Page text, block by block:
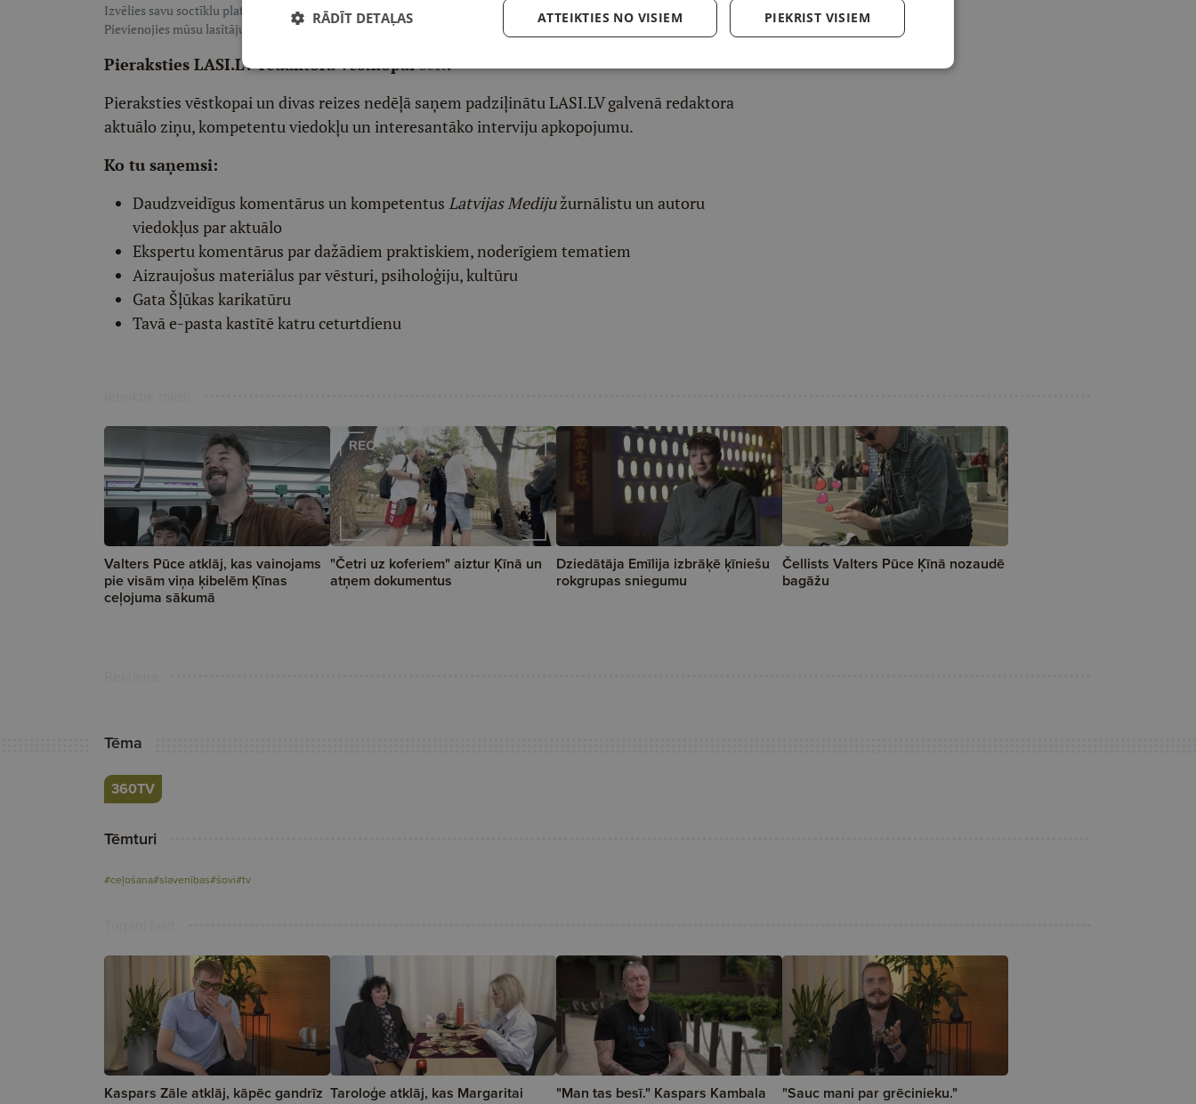
Izvēlies savu soctīklu platformu, lai sekotu LASI.LV:Facebook Bluesky Draugiem,Threads vai arīInstagram
Pievienojies mūsu lasītāju pulkam, lai saņemtu īpaši tev atlasītu noderīgu, praktisku un aktuālu saturu.
Pieraksties LASI.LV redaktora vēstkopaišeit.
Pieraksties vēstkopai un divas reizes nedēļā saņem padziļinātu LASI.LV galvenā redaktora
aktuālo ziņu, kompetentu viedokļu un interesantāko interviju apkopojumu.
Ko tu saņemsi:
Daudzveidīgus komentārus un kompetentus Latvijas Medijužurnālistu un autoru
viedokļus par aktuālo
Ekspertu komentārus par dažādiem praktiskiem, noderīgiem tematiem
Aizraujošus materiālus par vēsturi, psiholoģiju, kultūru
Gata Šļūkas karikatūru
Tavā e-pasta kastītē katru ceturtdienu
Valters Pūce atklāj, kas vainojams
pie visām viņa ķibelēm Ķīnas
ceļojuma sākumā
"Četri uz koferiem" aiztur Ķīnā un
atņem dokumentus
Dziedātāja Emīlija izbrāķē ķīniešu
rokgrupas sniegumu
Čellists Valters Pūce Ķīnā nozaudē
bagāžu
Tēma
360TV
Tēmturi
#ceļošana#slavenības#šovi#tv
Kaspars Zāle atklāj, kāpēc gandrīz Taroloģe atklāj, kas Margaritai
"Man tas besī." Kaspars Kambala
"Sauc mani par grēcinieku."
PIEKRIST VISIEM
ATTEIKTIES NO VISIEM
RĀDĪT DETAĻAS